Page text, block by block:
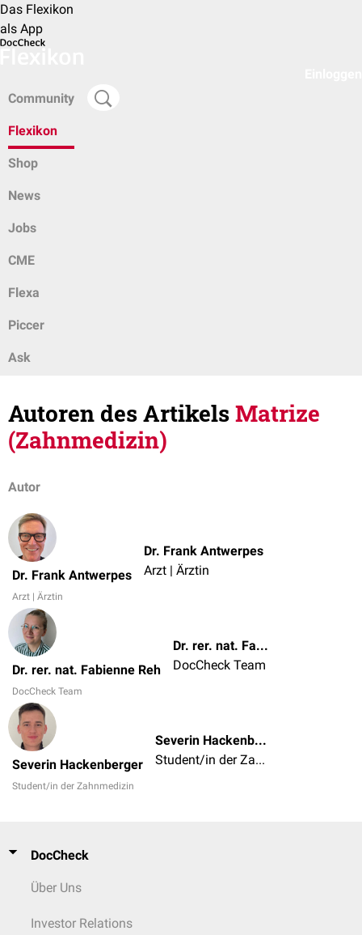
Das Flexikon
als App
Community
Flexikon
Shop
News
Jobs
CME
Flexa
Piccer
Ask
Autoren des ArtikelsMatrize
(Zahnmedizin)
Autor
Dr. Frank Antwerpes
Arzt | Ärztin
Dr. Frank Antwerpes
Arzt | Ärztin
Dr. rer. nat. Fabienne Reh
DocCheck Team
Dr. rer. nat. Fabienne Reh
DocCheck Team
Severin Hackenberger
Student/in der Zahnmedizin
Severin Hackenberger
Student/in der Zahnmedizin
DocCheck
Über Uns
Investor Relations